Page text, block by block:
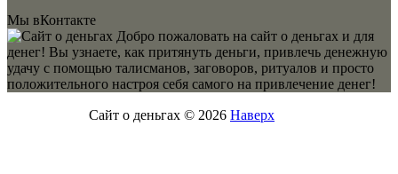
Мы вКонтакте
Добро пожаловать на сайт о деньгах и для
денег! Вы узнаете, как притянуть деньги, привлечь денежную
удачу с помощью талисманов, заговоров, ритуалов и просто
положительного настроя себя самого на привлечение денег!
Сайт о деньгах © 2026 Наверх